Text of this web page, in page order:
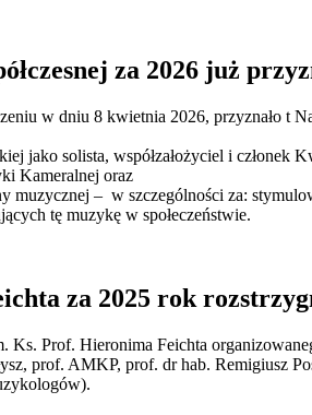
za 2026 już
w dniu 8 kwietnia 2026, przyznało
jako solista, współzałożyciel i członek
Kameralnej oraz
muzycznej – w szczególności za:
tę muzykę w społeczeństwie.
za 2025 rok
Ks. Prof. Hieronima Feichta
prof. AMKP, prof. dr hab. Remigiusz